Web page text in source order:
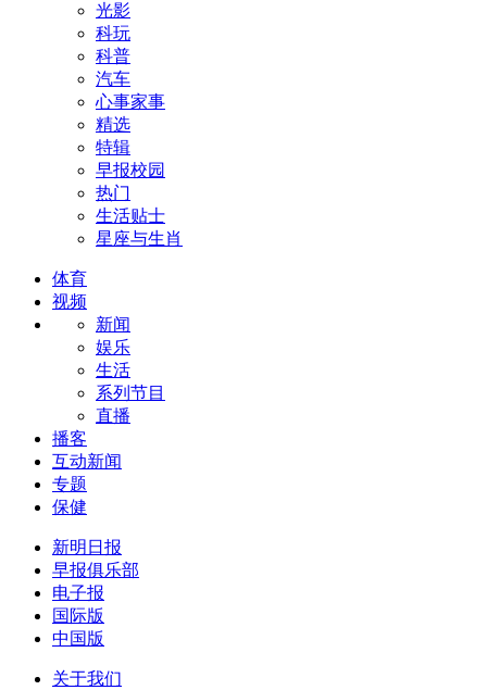
光影
科玩
科普
汽车
心事家事
精选
特辑
早报校园
热门
生活贴士
星座与生肖
体育
视频
新闻
娱乐
生活
系列节目
直播
播客
互动新闻
专题
保健
新明日报
早报俱乐部
电子报
国际版
中国版
关于我们